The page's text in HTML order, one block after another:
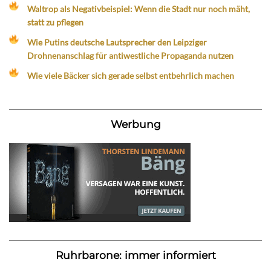
Waltrop als Negativbeispiel: Wenn die Stadt nur noch mäht,
statt zu pflegen
Wie Putins deutsche Lautsprecher den Leipziger
Drohnenanschlag für antiwestliche Propaganda nutzen
Wie viele Bäcker sich gerade selbst entbehrlich machen
Werbung
Ruhrbarone: immer informiert